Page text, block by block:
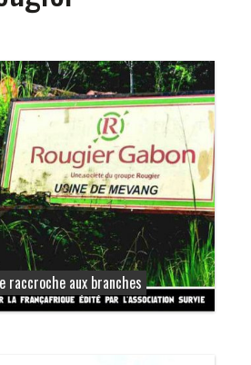
raccroche aux branches